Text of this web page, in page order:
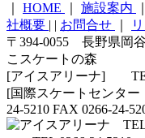
HOME 施設案内
社概要 | | お問合せ
〒394-0055 長野県岡
こスケートの森
[アイスアリーナ] TEL
[国際スケートセンタ
24-5210 FAX 0266-24-